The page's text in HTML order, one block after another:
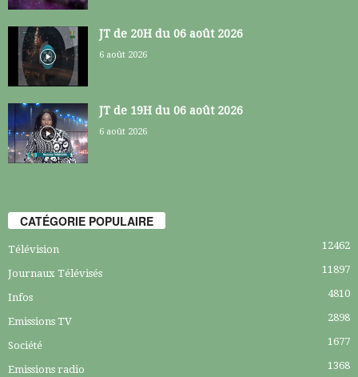
JT de 20H du 06 août 2026
6 août 2026
JT de 19H du 06 août 2026
6 août 2026
CATÉGORIE POPULAIRE
Télévision 12462
Journaux Télévisés 11897
Infos 4810
Emissions TV 2898
Société 1677
Emissions radio 1368